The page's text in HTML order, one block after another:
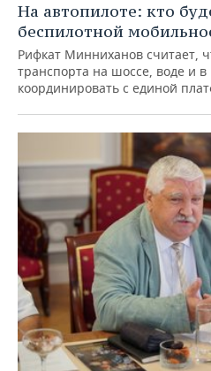
На автопилоте: кто
беспилотной
Рифкат Минниханов считает,
транспорта на шоссе, воде и в
координировать с единой